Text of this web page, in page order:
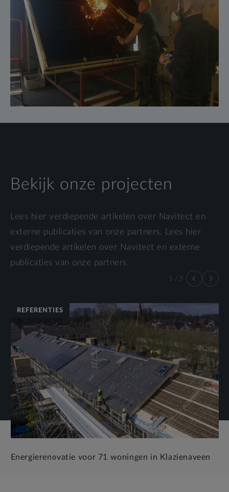
Bekijk onze projecten
Lees hier verdiepende artikelen over Navitect en
externe publicaties van onze partners. Lees hier
verdiepende artikelen over Navitect en externe
publicaties van onze partners.
1 / 5
REFERENTIES
Energierenovatie voor 71 woningen in Klazienaveen